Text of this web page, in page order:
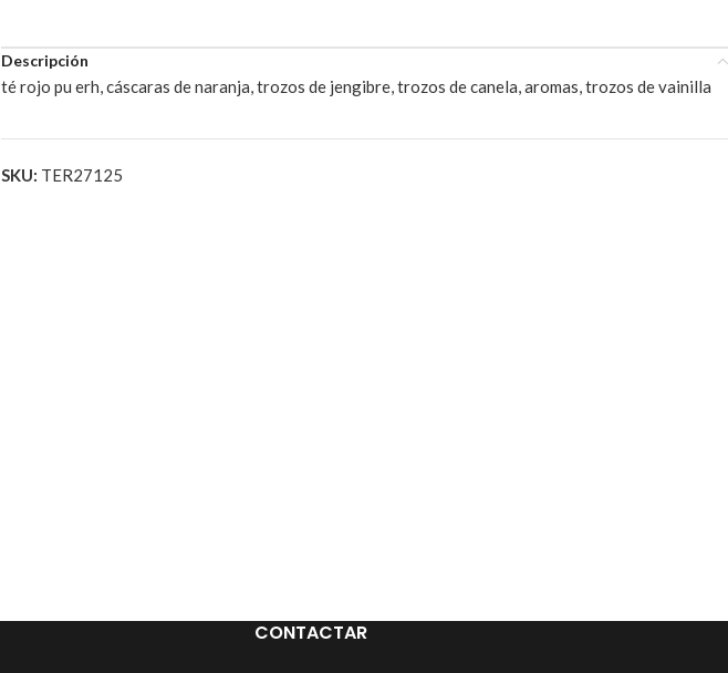
Descripción
té rojo pu erh, cáscaras de naranja, trozos de jengibre, trozos de canela, aromas, trozos de vainilla
SKU: TER27125
CONTACTAR